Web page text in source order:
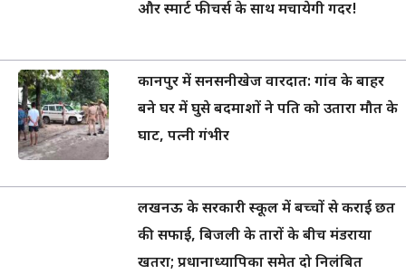
और स्मार्ट फीचर्स के साथ मचायेगी गदर!
कानपुर में सनसनीखेज वारदात: गांव के बाहर
बने घर में घुसे बदमाशों ने पति को उतारा मौत के
घाट, पत्नी गंभीर
लखनऊ के सरकारी स्कूल में बच्चों से कराई छत
की सफाई, बिजली के तारों के बीच मंडराया
खतरा; प्रधानाध्यापिका समेत दो निलंबित